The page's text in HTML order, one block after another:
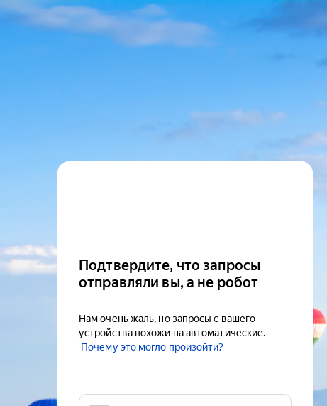
Подтвердите, что запросы
отправляли вы, а не робот
Нам очень жаль, но запросы с вашего
устройства похожи на автоматические.
Почему это могло произойти?